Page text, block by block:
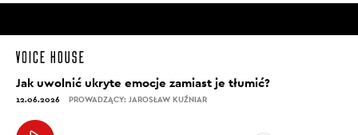
Jak uwolnić ukryte emocje zamiast je tłumić?
12.06.2026 PROWADZĄCY: JAROSŁAW KUŹNIAR